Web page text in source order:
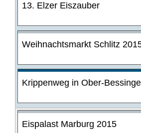
13. Elzer Eiszauber
Weihnachtsmarkt Schlitz
Krippenweg in Ober-
Eispalast Marburg 2015